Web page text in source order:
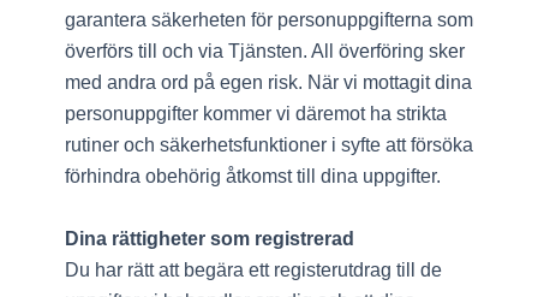
garantera säkerheten för personuppgifterna som
överförs till och via Tjänsten. All överföring sker
med andra ord på egen risk. När vi mottagit dina
personuppgifter kommer vi däremot ha strikta
rutiner och säkerhetsfunktioner i syfte att försöka
förhindra obehörig åtkomst till dina uppgifter.
Dina rättigheter som registrerad
Du har rätt att begära ett registerutdrag till de